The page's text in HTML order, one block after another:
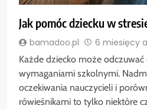
Jak pomóc dziecku w
bamadoo.pl 6 miesięcy
Każde dziecko może
wymaganiami szkolnymi.
oczekiwania nauczycieli i
rówieśnikami to tylko niektóre